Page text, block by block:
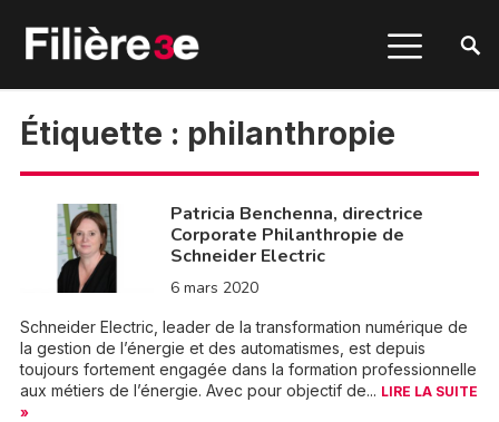
Étiquette : philanthropie
Patricia Benchenna, directrice
Corporate Philanthropie de
Schneider Electric
6 mars 2020
Schneider Electric, leader de la transformation numérique de
la gestion de l’énergie et des automatismes, est depuis
toujours fortement engagée dans la formation professionnelle
aux métiers de l’énergie. Avec pour objectif de... LIRE LA SUITE
»